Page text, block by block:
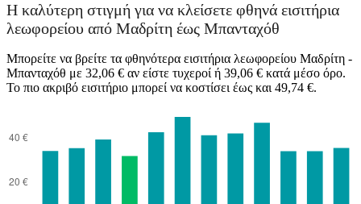
Η καλύτερη στιγμή για να κλείσετε φθηνά εισιτήρια
λεωφορείου από Μαδρίτη έως Μπανταχόθ
Μπορείτε να βρείτε τα φθηνότερα εισιτήρια λεωφορείου Μαδρίτη -
Μπανταχόθ με 32,06 € αν είστε τυχεροί ή 39,06 € κατά μέσο όρο.
Το πιο ακριβό εισιτήριο μπορεί να κοστίσει έως και 49,74 €.